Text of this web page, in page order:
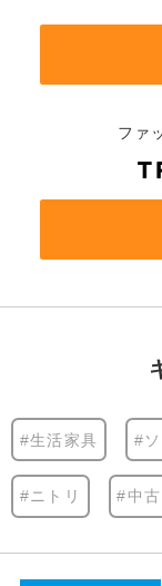
ファ
#生活家具 #
#ニトリ #中